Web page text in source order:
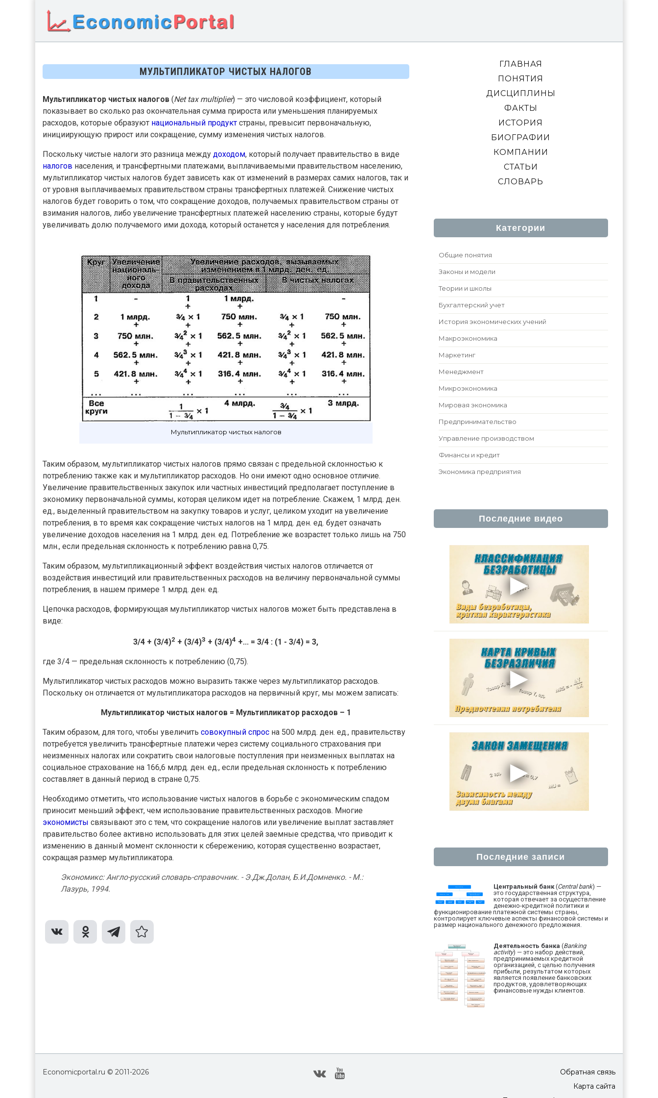
МУЛЬТИПЛИКАТОР ЧИСТЫХ НАЛОГОВ
Мультипликатор чистых налогов (Net tax multiplier) — это числовой коэффициент, который
показывает во сколько раз окончательная сумма прироста или уменьшения планируемых
расходов, которые образуют национальный продукт страны, превысит первоначальную,
инициирующую прирост или сокращение, сумму изменения чистых налогов.
Поскольку чистые налоги это разница между доходом, который получает правительство в виде
налогов населения, и трансфертными платежами, выплачиваемыми правительством населению,
мультипликатор чистых налогов будет зависеть как от изменений в размерах самих налогов, так и
от уровня выплачиваемых правительством страны трансфертных платежей. Снижение чистых
налогов будет говорить о том, что сокращение доходов, получаемых правительством страны от
взимания налогов, либо увеличение трансфертных платежей населению страны, которые будут
увеличивать долю получаемого ими дохода, который останется у населения для потребления.
Мультипликатор чистых налогов
Таким образом, мультипликатор чистых налогов прямо связан с предельной склонностью к
потреблению также как и мультипликатор расходов. Но они имеют одно основное отличие.
Увеличение правительственных закупок или частных инвестиций предполагает поступление в
экономику первоначальной суммы, которая целиком идет на потребление. Скажем, 1 млрд. ден.
ед., выделенный правительством на закупку товаров и услуг, целиком уходит на увеличение
потребления, в то время как сокращение чистых налогов на 1 млрд. ден. ед. будет означать
увеличение доходов населения на 1 млрд. ден. ед. Потребление же возрастет только лишь на 750
млн., если предельная склонность к потреблению равна 0,75.
Таким образом, мультипликационный эффект воздействия чистых налогов отличается от
воздействия инвестиций или правительственных расходов на величину первоначальной суммы
потребления, в нашем примере 1 млрд. ден. ед.
Цепочка расходов, формирующая мультипликатор чистых налогов может быть представлена в
виде:
3/4 + (3/4)2 + (3/4)3 + (3/4)4 +... = 3/4 : (1 - 3/4) = 3,
где 3/4 — предельная склонность к потреблению (0,75).
Мультипликатор чистых расходов можно выразить также через мультипликатор расходов.
Поскольку он отличается от мультипликатора расходов на первичный круг, мы можем записать:
Мультипликатор чистых налогов = Мультипликатор расходов – 1
Таким образом, для того, чтобы увеличить совокупный спрос на 500 млрд. ден. ед., правительству
потребуется увеличить трансфертные платежи через систему социального страхования при
неизменных налогах или сократить свои налоговые поступления при неизменных выплатах на
социальное страхование на 166,6 млрд. ден. ед., если предельная склонность к потреблению
составляет в данный период в стране 0,75.
Необходимо отметить, что использование чистых налогов в борьбе с экономическим спадом
приносит меньший эффект, чем использование правительственных расходов. Многие
экономисты связывают это с тем, что сокращение налогов или увеличение выплат заставляет
правительство более активно использовать для этих целей заемные средства, что приводит к
изменению в данный момент склонности к сбережению, которая существенно возрастает,
сокращая размер мультипликатора.
Экономикс: Англо-русский словарь-справочник. - Э.Дж.Долан, Б.И.Домненко. - М.:
Лазурь, 1994.
ГЛАВНАЯ
ПОНЯТИЯ
ДИСЦИПЛИНЫ
ФАКТЫ
ИСТОРИЯ
БИОГРАФИИ
КОМПАНИИ
СТАТЬИ
СЛОВАРЬ
Категории
Общие понятия
Законы и модели
Теории и школы
Бухгалтерский учет
История экономических учений
Макроэкономика
Маркетинг
Менеджмент
Микроэкономика
Мировая экономика
Предпринимательство
Управление производством
Финансы и кредит
Экономика предприятия
Последние видео
Последние записи
Центральный банк(Central bank) —
это государственная структура,
которая отвечает за осуществление
денежно-кредитной политики и
функционирование платежной системы страны,
контролирует ключевые аспекты финансовой системы и
размер национального денежного предложения.
Деятельность банка (Banking
activity) — это набор действий,
предпринимаемых кредитной
организацией, с целью получения
прибыли, результатом которых
является появление банковских
продуктов, удовлетворяющих
финансовые нужды клиентов.
Economicportal.ru © 2011-2026
Обратная связь
Карта сайта